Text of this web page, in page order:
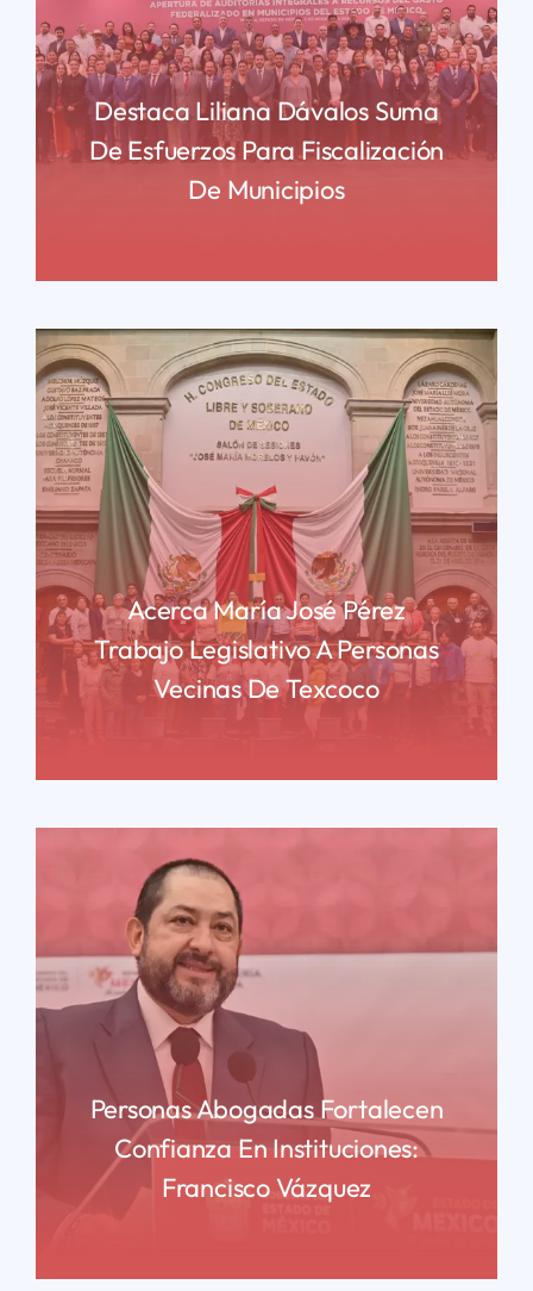
Destaca Liliana Dávalos Suma
De Esfuerzos Para Fiscalización
De Municipios
Acerca María José Pérez
Trabajo Legislativo A Personas
Vecinas De Texcoco
Personas Abogadas Fortalecen
Confianza En Instituciones:
Francisco Vázquez